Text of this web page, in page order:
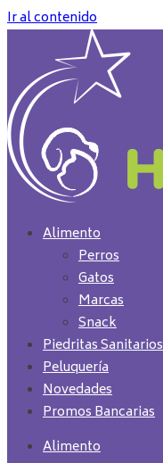
Ir al contenido
Alimento
Perros
Gatos
Marcas
Snack
Piedritas Sanitarios
Peluquería
Novedades
Promos Bancarias
Alimento